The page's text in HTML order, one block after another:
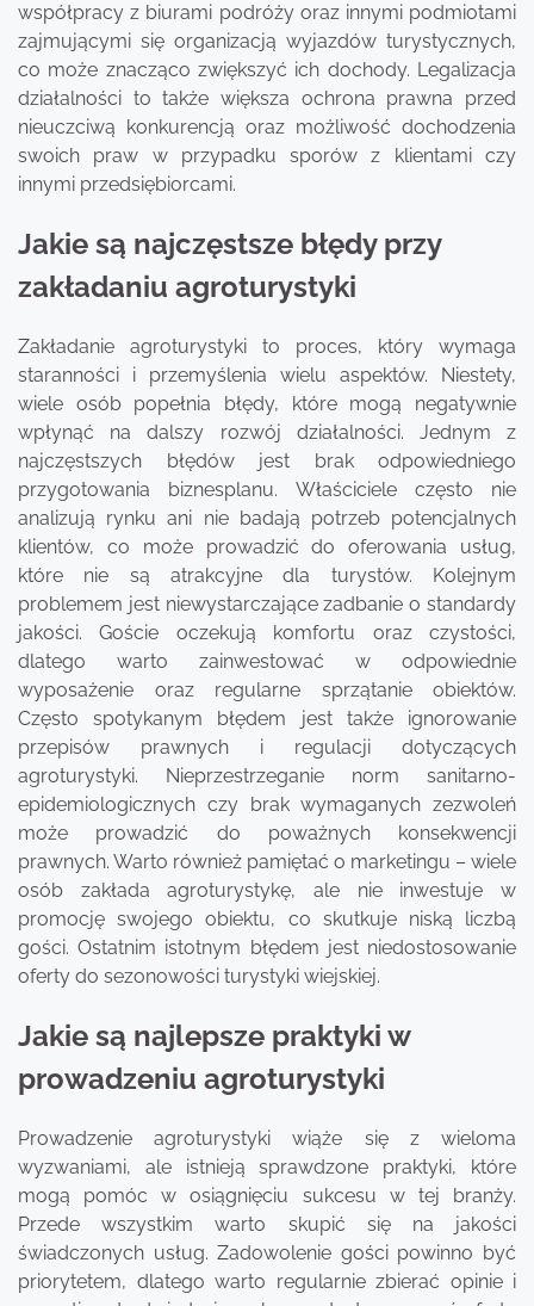
współpracy z biurami podróży oraz innymi podmiotami
zajmującymi się organizacją wyjazdów turystycznych,
co może znacząco zwiększyć ich dochody. Legalizacja
działalności to także większa ochrona prawna przed
nieuczciwą konkurencją oraz możliwość dochodzenia
swoich praw w przypadku sporów z klientami czy
innymi przedsiębiorcami.
Jakie są najczęstsze błędy przy
zakładaniu agroturystyki
Zakładanie agroturystyki to proces, który wymaga
staranności i przemyślenia wielu aspektów. Niestety,
wiele osób popełnia błędy, które mogą negatywnie
wpłynąć na dalszy rozwój działalności. Jednym z
najczęstszych błędów jest brak odpowiedniego
przygotowania biznesplanu. Właściciele często nie
analizują rynku ani nie badają potrzeb potencjalnych
klientów, co może prowadzić do oferowania usług,
które nie są atrakcyjne dla turystów. Kolejnym
problemem jest niewystarczające zadbanie o standardy
jakości. Goście oczekują komfortu oraz czystości,
dlatego warto zainwestować w odpowiednie
wyposażenie oraz regularne sprzątanie obiektów.
Często spotykanym błędem jest także ignorowanie
przepisów prawnych i regulacji dotyczących
agroturystyki. Nieprzestrzeganie norm sanitarno-
epidemiologicznych czy brak wymaganych zezwoleń
może prowadzić do poważnych konsekwencji
prawnych. Warto również pamiętać o marketingu – wiele
osób zakłada agroturystykę, ale nie inwestuje w
promocję swojego obiektu, co skutkuje niską liczbą
gości. Ostatnim istotnym błędem jest niedostosowanie
oferty do sezonowości turystyki wiejskiej.
Jakie są najlepsze praktyki w
prowadzeniu agroturystyki
Prowadzenie agroturystyki wiąże się z wieloma
wyzwaniami, ale istnieją sprawdzone praktyki, które
mogą pomóc w osiągnięciu sukcesu w tej branży.
Przede wszystkim warto skupić się na jakości
świadczonych usług. Zadowolenie gości powinno być
priorytetem, dlatego warto regularnie zbierać opinie i